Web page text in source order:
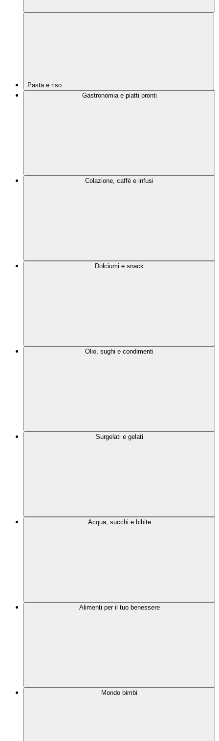
Pasta e riso
Gastronomia e piatti pronti
Colazione, caffè e infusi
Dolciumi e snack
Olio, sughi e condimenti
Surgelati e gelati
Acqua, succhi e bibite
Alimenti per il tuo benessere
Mondo bimbi